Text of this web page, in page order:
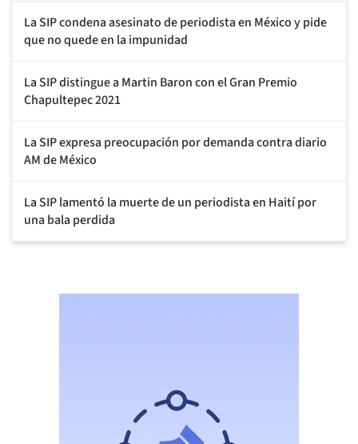
La SIP condena asesinato de periodista en México y pide
que no quede en la impunidad
La SIP distingue a Martin Baron con el Gran Premio
Chapultepec 2021
La SIP expresa preocupación por demanda contra diario
AM de México
La SIP lamentó la muerte de un periodista en Haití por
una bala perdida